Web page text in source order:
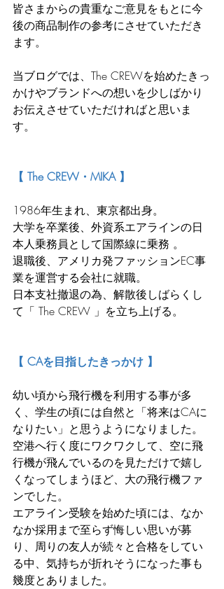
皆さまからの貴重なご意見をもとに今
後の商品制作の参考にさせていただき
ます。
当ブログでは、The CREWを始めたきっ
かけやブランドへの想いを少しばかり
お伝えさせていただければと思いま
す。
【 The CREW・MIKA 】
1986年生まれ、東京都出身。
大学を卒業後、外資系エアラインの日
本人乗務員として国際線に乗務 。
退職後、アメリカ発ファッションEC事
業を運営する会社に就職。
日本支社撤退の為、解散後しばらくし
て「 The CREW 」を立ち上げる。
【 CAを目指したきっかけ 】
幼い頃から飛行機を利用する事が多
く、学生の頃には自然と「将来はCAに
なりたい」と思うようになりました。
空港へ行く度にワクワクして、空に飛
行機が飛んでいるのを見ただけで嬉し
くなってしまうほど、大の飛行機ファ
ンでした。
エアライン受験を始めた頃には、なか
なか採用まで至らず悔しい思いが募
り、周りの友人が続々と合格をしてい
る中、気持ちが折れそうになった事も
幾度とありました。